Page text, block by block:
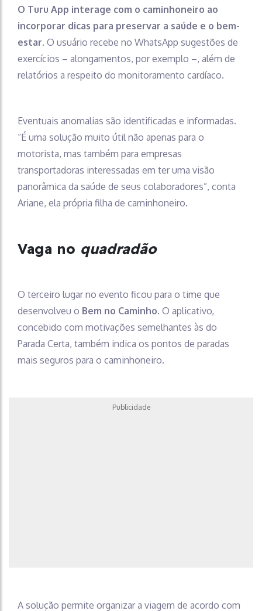
O Turu App interage com o caminhoneiro ao
incorporar dicas para preservar a saúde e o bem-
estar. O usuário recebe no WhatsApp sugestões de
exercícios – alongamentos, por exemplo –, além de
relatórios a respeito do monitoramento cardíaco.
Eventuais anomalias são identificadas e informadas.
“É uma solução muito útil não apenas para o
motorista, mas também para empresas
transportadoras interessadas em ter uma visão
panorâmica da saúde de seus colaboradores”, conta
Ariane, ela própria filha de caminhoneiro.
Vaga no quadradão
O terceiro lugar no evento ficou para o time que
desenvolveu o Bem no Caminho. O aplicativo,
concebido com motivações semelhantes às do
Parada Certa, também indica os pontos de paradas
mais seguros para o caminhoneiro.
Publicidade
A solução permite organizar a viagem de acordo com